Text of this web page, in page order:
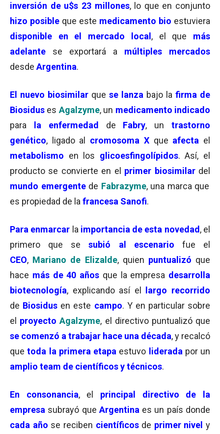
inversión de u$s 23 millones, lo que en conjunto
hizo posible que este medicamento bio estuviera
disponible en el mercado local , el que más
adelante se exportará a múltiples mercados
desde Argentina.
El nuevo biosimilar que se lanza bajo la firma de
Biosidus es Agalzyme, un medicamento indicado
para
la enfermedad de Fabry, untrastorno
genético, ligado al cromosoma X que afecta el
metabolismo en los glicoesfingolípidos. Así, el
producto se convierte en el primer biosimilardel
mundo emergentede Fabrazyme, una marca que
es propiedad de la francesa Sanofi.
Para enmarcar la importancia de esta novedad , el
primero que sesubió al escenario fue el
CEO, Mariano de Elizalde, quien puntualizó que
hace más de 40 años que la empresa desarrolla
biotecnología, explicando así el
largo recorrido
de Biosidus en este campo. Y en particular sobre
el proyecto Agalzyme, el directivo puntualizó que
se comenzó a trabajar hace una década, y recalcó
quetoda la primera etapa estuvo liderada por un
amplio team de científicos y técnicos.
En consonancia, el principal directivo de la
empresa subrayó que Argentina es un país donde
cada año se reciben científicos de primer nivel y